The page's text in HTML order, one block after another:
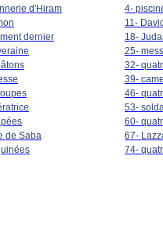
d'Hiram
4-
11-
dernier
18-
25-
32-
39-
46-
53-
60-
de Saba
67-
74-